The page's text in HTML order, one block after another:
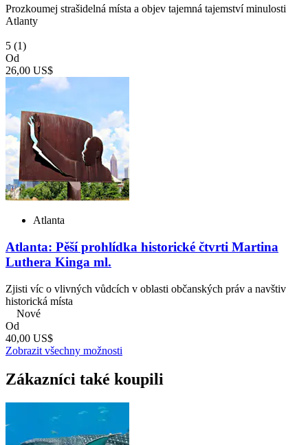
Prozkoumej strašidelná místa a objev tajemná tajemství minulosti
Atlanty
5 (1)
Od
26,00 US$
Atlanta
Atlanta: Pěší prohlídka historické čtvrti Martina
Luthera Kinga ml.
Zjisti víc o vlivných vůdcích v oblasti občanských práv a navštiv
historická místa
Nové
Od
40,00 US$
Zobrazit všechny možnosti
Zákazníci také koupili